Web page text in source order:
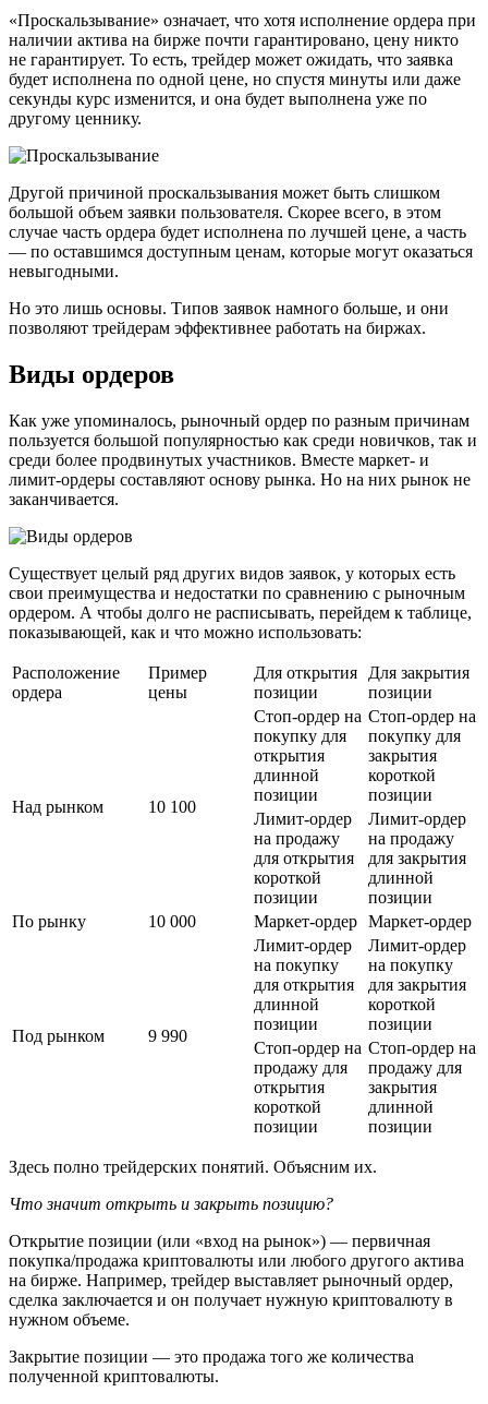
«Проскальзывание» означает, что хотя исполнение ордера при
наличии актива на бирже почти гарантировано, цену никто
не гарантирует. То есть, трейдер может ожидать, что заявка
будет исполнена по одной цене, но спустя минуты или даже
секунды курс изменится, и она будет выполнена уже по
другому ценнику.
Другой причиной проскальзывания может быть слишком
большой объем заявки пользователя. Скорее всего, в этом
случае часть ордера будет исполнена по лучшей цене, а часть
— по оставшимся доступным ценам, которые могут оказаться
невыгодными.
Но это лишь основы. Типов заявок намного больше, и они
позволяют трейдерам эффективнее работать на биржах.
Виды ордеров
Как уже упоминалось, рыночный ордер по разным причинам
пользуется большой популярностью как среди новичков, так и
среди более продвинутых участников. Вместе маркет- и
лимит-ордеры составляют основу рынка. Но на них рынок не
заканчивается.
Существует целый ряд других видов заявок, у которых есть
свои преимущества и недостатки по сравнению с рыночным
ордером. А чтобы долго не расписывать, перейдем к таблице,
показывающей, как и что можно использовать:
Расположение
ордера
Пример
цены
Для открытия
позиции
Для закрытия
позиции
Над рынком 10 100
Стоп-ордер на
покупку для
открытия
длинной
позиции
Стоп-ордер на
покупку для
закрытия
короткой
позиции
Лимит-ордер
на продажу
для открытия
короткой
позиции
Лимит-ордер
на продажу
для закрытия
длинной
позиции
По рынку
10 000 Маркет-ордер Маркет-ордер
Под рынком 9 990
Лимит-ордер
на покупку
для открытия
длинной
позиции
Лимит-ордер
на покупку
для закрытия
короткой
позиции
Стоп-ордер на
продажу для
открытия
короткой
позиции
Стоп-ордер на
продажу для
закрытия
длинной
позиции
Здесь полно трейдерских понятий. Объясним их.
Что значит открыть и закрыть позицию?
Открытие позиции (или «вход на рынок») — первичная
покупка/продажа криптовалюты или любого другого актива
на бирже. Например, трейдер выставляет рыночный ордер,
сделка заключается и он получает нужную криптовалюту в
нужном объеме.
Закрытие позиции — это продажа того же количества
полученной криптовалюты.